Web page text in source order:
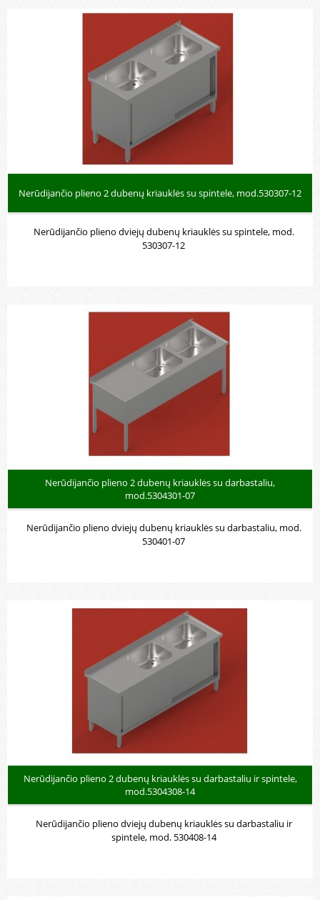
Nerūdijančio plieno kriauklė šepečių
plovimui, mod.5308
Nerūdijančio plieno 2 dubenų kriauklės su spintele, mod.530307-12
Nerūdijančio plieno dviejų dubenų kriauklės su spintele, mod.
530307-12
Nerūdijančio plieno 2 dubenų kriauklės su darbastaliu,
mod.5304301-07
Nerūdijančio plieno dviejų dubenų kriauklės su darbastaliu, mod.
530401-07
Nerūdijančio plieno 2 dubenų kriauklės su darbastaliu ir spintele,
mod.5304308-14
Nerūdijančio plieno dviejų dubenų kriauklės su darbastaliu ir
spintele, mod. 530408-14